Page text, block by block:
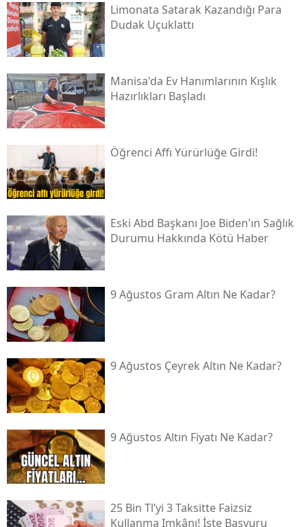
Limonata Satarak Kazandığı Para
Dudak Uçuklattı
Manisa'da Ev Hanımlarının Kışlık
Hazırlıkları Başladı
Öğrenci Affı Yürürlüğe Girdi!
Eski Abd Başkanı Joe Biden'ın Sağlık
Durumu Hakkında Kötü Haber
9 Ağustos Gram Altın Ne Kadar?
9 Ağustos Çeyrek Altın Ne Kadar?
9 Ağustos Altın Fiyatı Ne Kadar?
25 Bin Tl’yi 3 Taksitte Faizsiz
Kullanma Imkânı! İşte Başvuru